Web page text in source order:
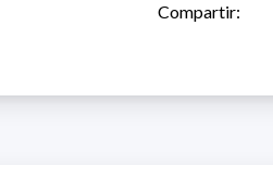
Compartir: